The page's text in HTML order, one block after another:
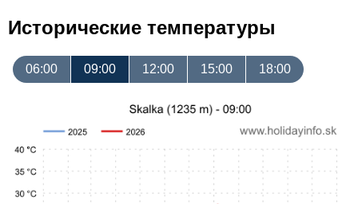
Исторические температуры
06:00 09:00 12:00 15:00 18:00